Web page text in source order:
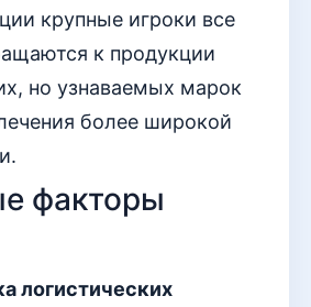
крупные игроки все
к продукции
но узнаваемых марок
более широкой
факторы
логистических